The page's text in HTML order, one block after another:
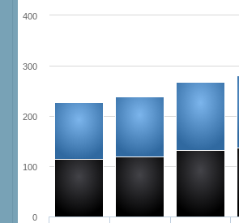
0
100
200
300
400